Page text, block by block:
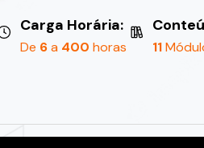
Carga Horária:
De 6a 400 horas 11